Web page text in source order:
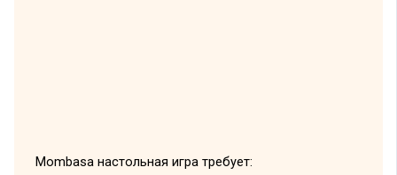
Mombasa настольная игра требует: